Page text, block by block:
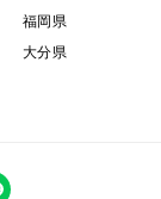
福岡県
大分県